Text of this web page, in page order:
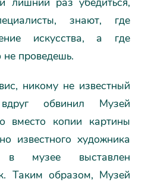
знают, где
искусства, а где
проведешь.
никому не известный
обвинил Музей
вместо копии картины
известного художника
в музее выставлен
Таким образом, Музей